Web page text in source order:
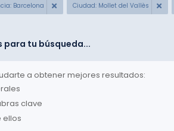
Barcelona Ciudad: Mollet del Vallès
tu búsqueda...
a obtener mejores resultados:
clave
ellos